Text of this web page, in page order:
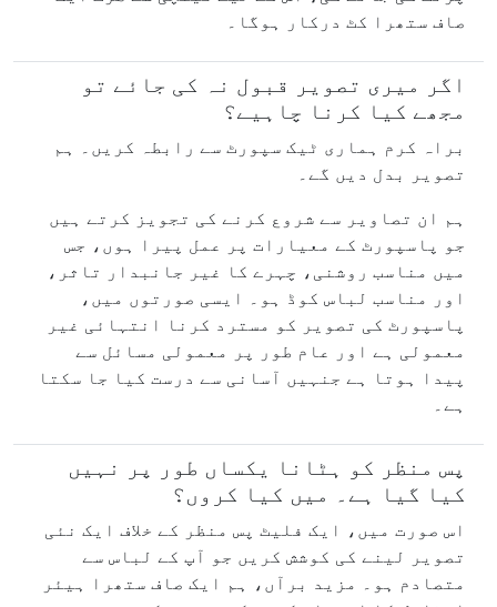
صاف ستھرا کٹ درکار ہوگا۔
اگر میری تصویر قبول نہ کی جائے تو
مجھے کیا کرنا چاہیے؟
براہ کرم ہماری ٹیک سپورٹ سے رابطہ کریں۔ ہم
تصویر بدل دیں گے۔
ہم ان تصاویر سے شروع کرنے کی تجویز کرتے ہیں
جو پاسپورٹ کے معیارات پر عمل پیرا ہوں، جس
میں مناسب روشنی، چہرے کا غیر جانبدار تاثر،
اور مناسب لباس کوڈ ہو۔ ایسی صورتوں میں،
پاسپورٹ کی تصویر کو مسترد کرنا انتہائی غیر
معمولی ہے اور عام طور پر معمولی مسائل سے
پیدا ہوتا ہے جنہیں آسانی سے درست کیا جا سکتا
ہے۔
پس منظر کو ہٹانا یکساں طور پر نہیں
کیا گیا ہے۔ میں کیا کروں؟
اس صورت میں، ایک فلیٹ پس منظر کے خلاف ایک نئی
تصویر لینے کی کوشش کریں جو آپ کے لباس سے
متصادم ہو۔ مزید برآں، ہم ایک صاف ستھرا ہیئر